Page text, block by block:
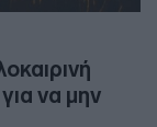
να μην